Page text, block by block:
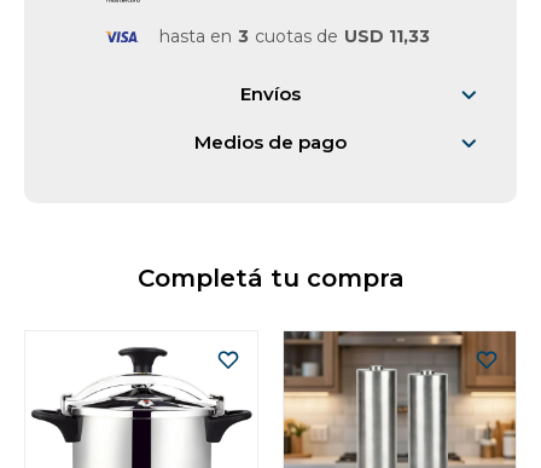
hasta en 3 cuotas de USD 11,33
Envíos
Medios de pago
Completá tu compra